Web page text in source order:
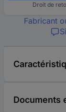
Droit de
Fabricant
Documents